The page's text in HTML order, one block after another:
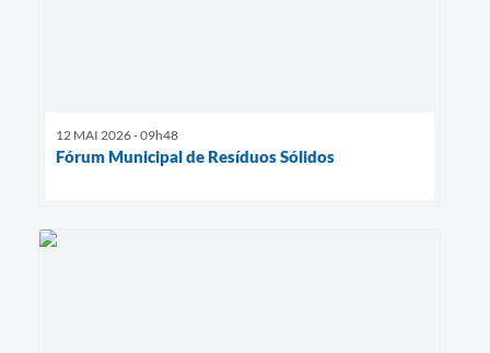
12 MAI 2026 - 09h48
Fórum Municipal de Resíduos Sólidos